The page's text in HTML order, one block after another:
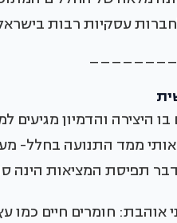
עסקיות רבות
היצירה והדמיון מגיעים
ממד התנועה בחלל-
תפיסת המציאות הינה
חומרים חיים כמו